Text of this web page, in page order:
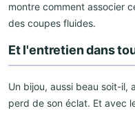
montre comment associer
des coupes fluides.
Et l'entretien dans
Un bijou, aussi beau soit-il,
perd de son éclat. Et avec